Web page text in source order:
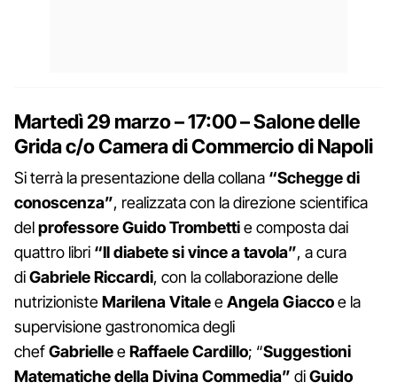
Martedì 29 marzo–17:00–Salone delle
Grida c/o Camera di Commercio di Napoli
Si terrà la presentazione della collana “Schegge di
conoscenza”, realizzata con la direzione scientifica
delprofessore Guido Trombettie composta dai
quattro libri “Il diabete si vince a tavola”, a cura
diGabriele Riccardi, con la collaborazione delle
nutrizionisteMarilena VitaleeAngela Giaccoe la
supervisione gastronomica degli
chefGabrielleeRaffaele Cardillo; “Suggestioni
Matematiche della Divina Commedia” diGuido